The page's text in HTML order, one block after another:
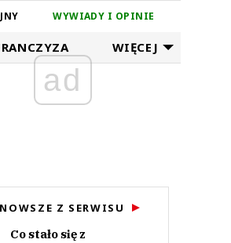
WYWIADY I OPINIE
WIĘCEJ
ad
Z SERWISU
Co stało się z